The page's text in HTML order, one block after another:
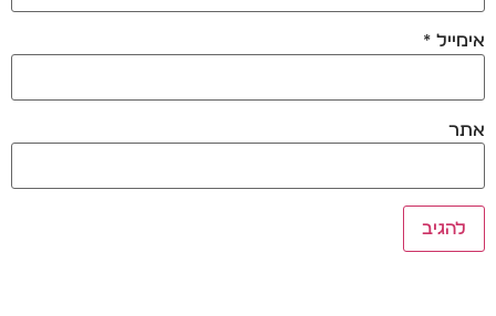
אימייל *
אתר